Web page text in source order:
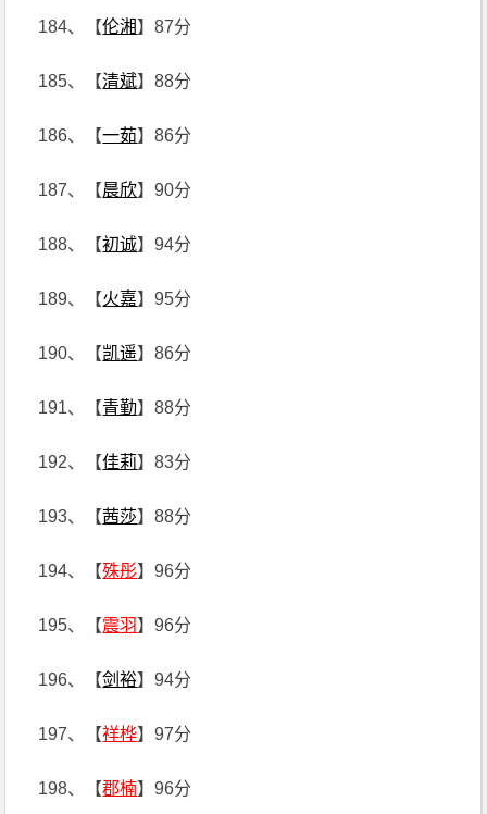
184、【伦湘】87分
185、【清斌】88分
186、【一茹】86分
187、【晨欣】90分
188、【初诚】94分
189、【火嘉】95分
190、【凯遥】86分
191、【青勤】88分
192、【佳莉】83分
193、【茜莎】88分
194、【殊彤】96分
195、【震羽】96分
196、【剑裕】94分
197、【祥桦】97分
198、【郡楠】96分